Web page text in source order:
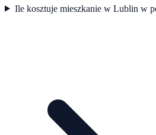
Ile kosztuje mieszkanie w Lublin w